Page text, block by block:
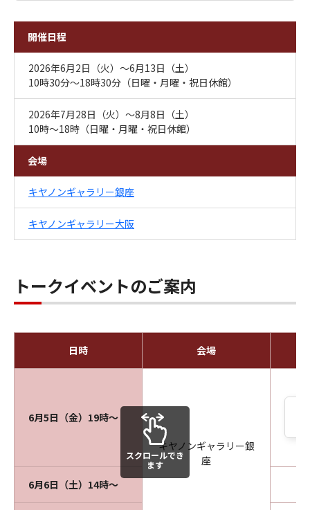
開催日程
会場
2026年6月2日（火）～6月13日（土）
10時30分～18時30分（日曜・月曜・祝日休館）
キヤノンギャラリー銀座
2026年7月28日（火）～8月8日（土）
10時～18時（日曜・月曜・祝日休館）
キヤノンギャラリー大阪
トークイベントのご案内
日時 会場
6月5日（金）19時～
キヤノンギャラリー銀
座
6月6日（土）14時～
スクロールでき
ます